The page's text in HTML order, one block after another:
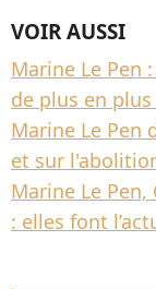
VOIR AUSSI
Marine Le Pen
de plus en plus
Marine Le Pen
et sur
Marine Le Pen,
: elles font